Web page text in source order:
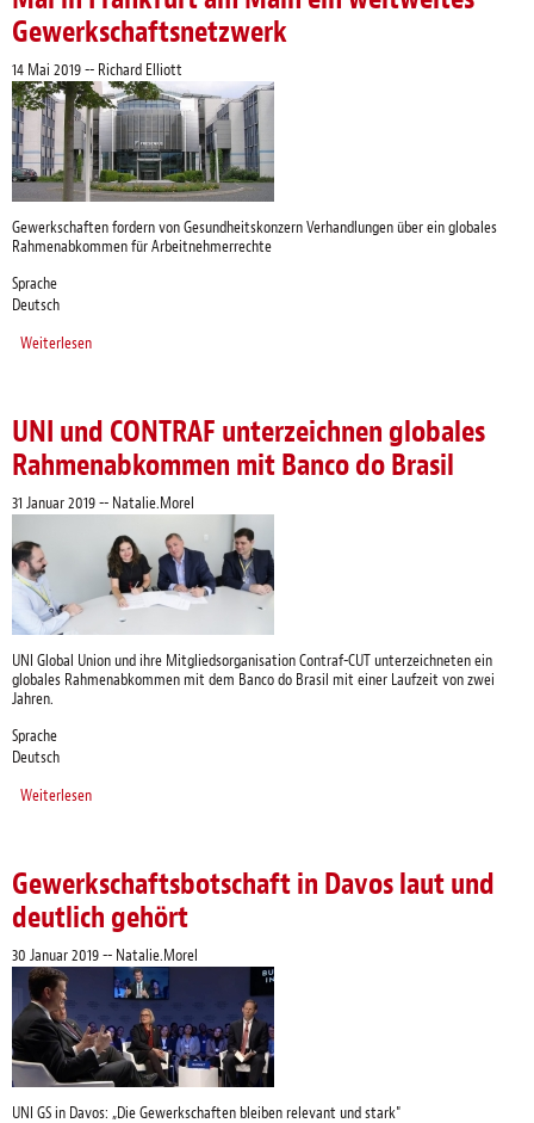
Gewerkschaftsnetzwerk
14 Mai 2019 -- Richard Elliott
Gewerkschaften fordern von Gesundheitskonzern Verhandlungen über ein globales
Rahmenabkommen für Arbeitnehmerrechte
Sprache
Deutsch
Weiterlesen
UNI und CONTRAF unterzeichnen globales
Rahmenabkommen mit Banco do Brasil
31 Januar 2019 -- Natalie.Morel
UNI Global Union und ihre Mitgliedsorganisation Contraf-CUT unterzeichneten ein
globales Rahmenabkommen mit dem Banco do Brasil mit einer Laufzeit von zwei
Jahren.
Sprache
Deutsch
Weiterlesen
Gewerkschaftsbotschaft in Davos laut und
deutlich gehört
30 Januar 2019 -- Natalie.Morel
UNI GS in Davos: „Die Gewerkschaften bleiben relevant und stark"